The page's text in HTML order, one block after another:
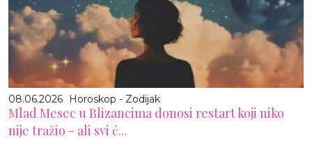
08.06.2026 Horoskop - Zodijak
Mlad Mesec u Blizancima donosi restart koji niko
nije tražio - ali svi ć...